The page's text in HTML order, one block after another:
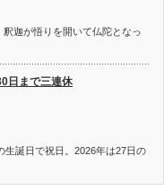
迦が悟りを開いて仏陀となっ
日まで三連休
誕日で祝日。2026年は27日の